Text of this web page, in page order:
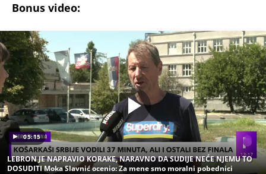
Bonus video:
05:15
LEBRON JE NAPRAVIO KORAKE, NARAVNO DA SUDIJE NEĆE NJEMU TO
DOSUDITI Moka Slavnić ocenio: Za mene smo moralni pobednici